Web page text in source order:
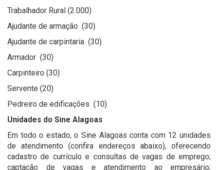
Trabalhador Rural (2.000)
Ajudante de armação (30)
Ajudante de carpintaria (30)
Armador (30)
Carpinteiro (30)
Servente (20)
Pedreiro de edificações (10)
Unidades do Sine Alagoas
Em todo o estado, o Sine Alagoas conta com 12 unidades
de atendimento (confira endereços abaixo), oferecendo
cadastro de currículo e consultas de vagas de emprego;
captação de vagas e atendimento ao empresário;